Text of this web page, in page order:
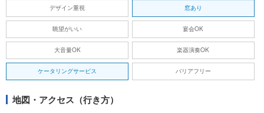
デザイン重視 窓あり
眺望がいい 宴会OK
大音量OK 楽器演奏OK
ケータリングサービス バリアフリー
地図・アクセス（行き方）